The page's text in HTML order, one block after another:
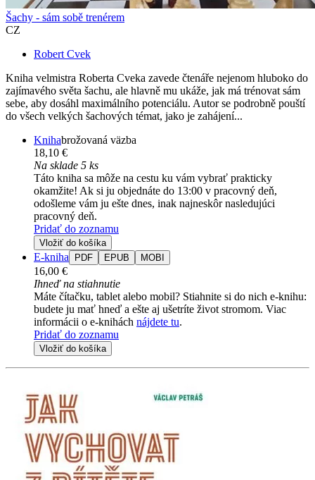
Šachy - sám sobě trenérem
CZ
Robert Cvek
Kniha velmistra Roberta Cveka zavede čtenáře nejenom hluboko do
zajímavého světa šachu, ale hlavně mu ukáže, jak má trénovat sám
sebe, aby dosáhl maximálního potenciálu. Autor se podrobně pouští
do všech velkých šachových témat, jako je zahájení...
Knihabrožovaná väzba
18,10 €
Na sklade 5 ks
Táto kniha sa môže na cestu ku vám vybrať prakticky
okamžite! Ak si ju objednáte do 13:00 v pracovný deň,
odošleme vám ju ešte dnes, inak najneskôr nasledujúci
pracovný deň.
Pridať do zoznamu
Vložiť do košíka
E-kniha PDF EPUB MOBI
16,00 €
Ihneď na stiahnutie
Máte čítačku, tablet alebo mobil? Stiahnite si do nich e-knihu:
budete ju mať hneď a ešte aj ušetríte život stromom. Viac
informácii o e-knihách nájdete tu.
Pridať do zoznamu
Vložiť do košíka